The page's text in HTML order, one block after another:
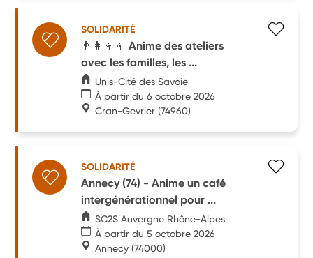
SOLIDARITÉ
👨‍👩‍👧‍👦 Anime des ateliers
avec les familles, les ...
Unis-Cité des Savoie
À partir du 6 octobre 2026
Cran-Gevrier (74960)
SOLIDARITÉ
Annecy (74) - Anime un café
intergénérationnel pour ...
SC2S Auvergne Rhône-Alpes
À partir du 5 octobre 2026
Annecy (74000)